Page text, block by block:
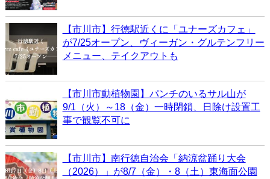
【市川市】行徳駅近くに「ユナーズカフェ」
が7/25オープン、ヴィーガン・グルテンフリー
メニュー、テイクアウトも
【市川市動植物園】パンチのいるサル山が
9/1（火）～18（金）一時閉鎖、日除け設置工
事で観覧不可に
【市川市】南行徳自治会「納涼盆踊り大会
（2026）」が8/7（金）・8（土）東海面公園